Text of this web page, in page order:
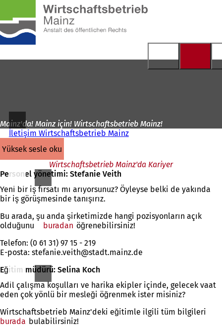
İçeriğe atla
Mainz'da! Mainz için! Wirtschaftsbetrieb Mainz!
İletişim Wirtschaftsbetrieb Mainz
yüksek sesle oku
Wirtschaftsbetrieb Mainz'da Kariyer
Personel yönetimi: Stefanie Veith
Yeni bir iş fırsatı mı arıyorsunuz? Öyleyse belki de yakında
bir iş görüşmesinde tanışırız.
Bu arada, şu anda şirketimizde hangi pozisyonların açık
olduğunu
buradan öğrenebilirsiniz!
Telefon: (0 61 31) 97 15 - 219
E-posta: stefanie.veith stadt.mainz de
Eğitim müdürü: Selina Koch
Adil çalışma koşulları ve harika ekipler içinde, gelecek vaat
eden çok yönlü bir mesleği öğrenmek ister misiniz?
Wirtschaftsbetrieb Mainz'deki eğitimle ilgili tüm bilgileri
burada bulabilirsiniz!